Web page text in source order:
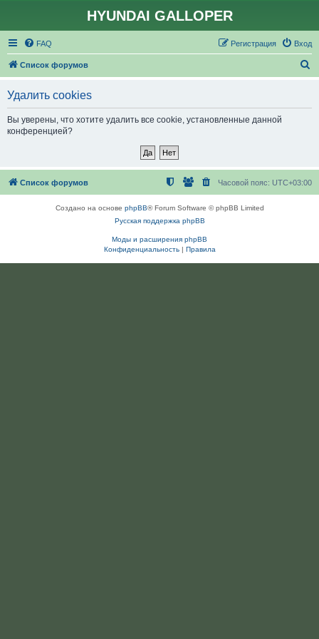
HYUNDAI GALLOPER
FAQ Вход
Регистрация
Список форумов
Удалить cookies
Вы уверены, что хотите удалить все cookie, установленные данной
конференцией?
Список форумов Часовой пояс: UTC+03:00
Создано на основе phpBB® Forum Software © phpBB Limited
Русская поддержка phpBB
Моды и расширения phpBB
Конфиденциальность| Правила